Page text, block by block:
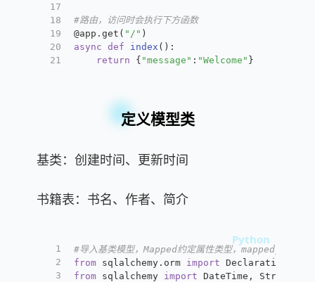
17
18
19
20
21
#路由，访问时会执行下方函数
@app.get( "/" )
async
def index ():
return { "message" : "Welcome" }
定义模型类
基类：创建时间、更新时间
书籍表：书名、作者、简介
1
2
3
#导入基类模型，Mapped约定属性类型，
from sqlalchemy.orm import
from sqlalchemy import DateTime, String